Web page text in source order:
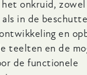
het onkruid,
in de
en
teelten en de
de functionele